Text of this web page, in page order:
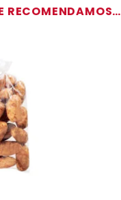
RECOMENDAMOS…